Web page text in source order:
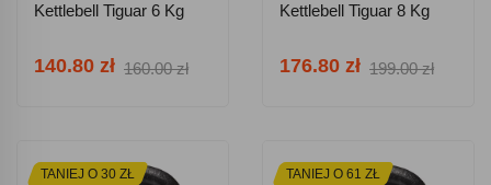
Kettlebell Tiguar 6 Kg
140.80 zł 160.00 zł
Kettlebell Tiguar 8 Kg
176.80 zł 199.00 zł
TANIEJ O 30 ZŁ TANIEJ O 61 ZŁ